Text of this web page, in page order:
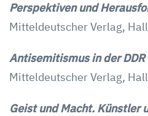
Perspektiven und
Mitteldeutscher Verlag,
Antisemitismus in der DDR
Mitteldeutscher Verlag,
Geist und Macht. Künstler